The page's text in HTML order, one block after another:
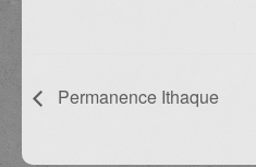
Permanence Ithaque